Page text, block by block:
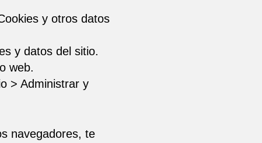
y otros datos
y datos del sitio.
web.
> Administrar y
navegadores, te